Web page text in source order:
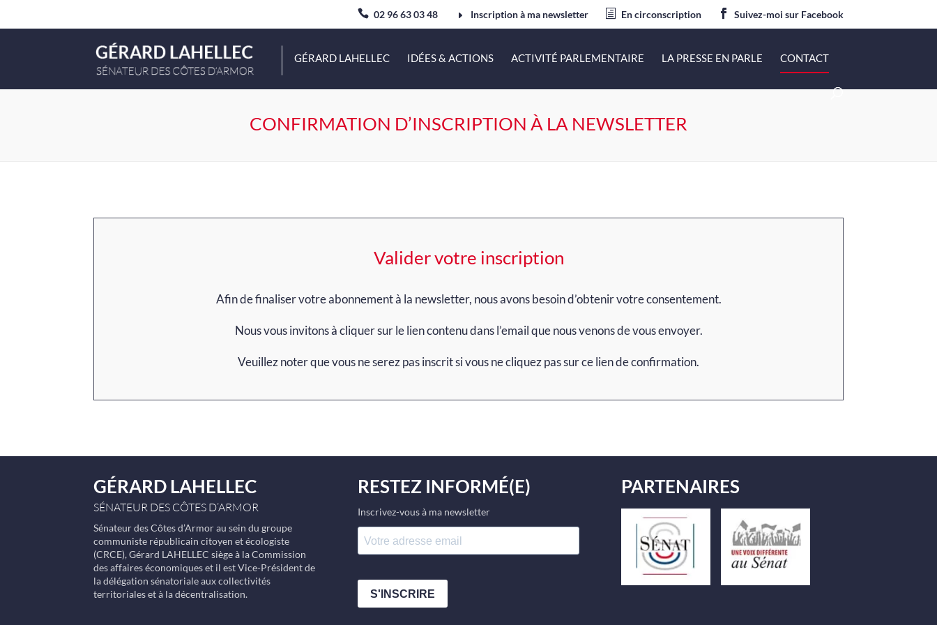
02 96 63 03 48 Inscription à ma newsletter En circonscription Suivez-moi sur Facebook
GÉRARD LAHELLEC IDÉES & ACTIONS ACTIVITÉ PARLEMENTAIRE LA PRESSE EN PARLE CONTACT
CONFIRMATION D’INSCRIPTION À LA NEWSLETTER
Valider votre inscription
Afin de finaliser votre abonnement à la newsletter, nous avons besoin d’obtenir votre consentement.
Nous vous invitons à cliquer sur le lien contenu dans l’email que nous venons de vous envoyer.
Veuillez noter que vous ne serez pas inscrit si vous ne cliquez pas sur ce lien de confirmation.
GÉRARD LAHELLEC
SÉNATEUR DES CÔTES D’ARMOR
Sénateur des Côtes d’Armor au sein du groupe
communiste républicain citoyen et écologiste
(CRCE), Gérard LAHELLEC siège à la Commission
des affaires économiques et il est Vice-Président de
la délégation sénatoriale aux collectivités
territoriales et à la décentralisation.
RESTEZ INFORMÉ(E)
Inscrivez-vous à ma newsletter
S'INSCRIRE
PARTENAIRES